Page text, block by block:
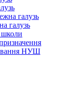
галузь
галузь
школи
НУШ